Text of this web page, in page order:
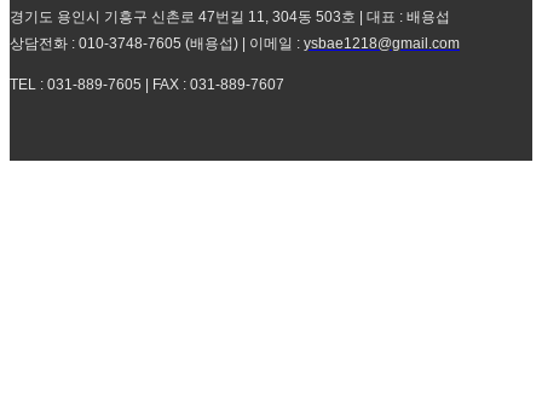
경기도 용인시 기흥구 신촌로 47번길 11, 304동 503호 | 대표 : 배용섭
상담전화 : 010-3748-7605 (배용섭) | 이메일 : ysbae1218@gmail.com
TEL : 031-889-7605 | FAX : 031-889-7607